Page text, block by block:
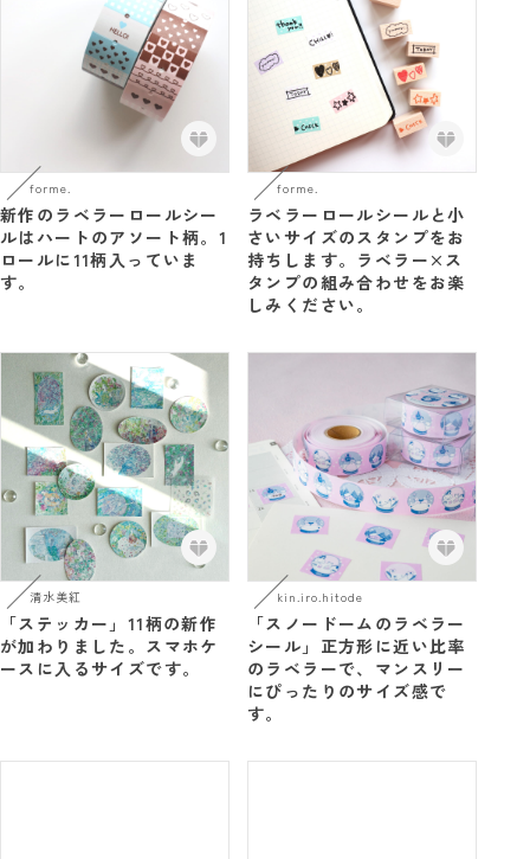
forme.
新作のラベラーロールシー
ルはハートのアソート柄。1
ロールに11柄入っていま
す。
forme.
ラベラーロールシールと小
さいサイズのスタンプをお
持ちします。ラベラー×ス
タンプの組み合わせをお楽
しみください。
清水美紅
「ステッカー」11柄の新作
が加わりました。スマホケ
ースに入るサイズです。
kin.iro.hitode
「スノードームのラベラー
シール」正方形に近い比率
のラベラーで、マンスリー
にぴったりのサイズ感で
す。